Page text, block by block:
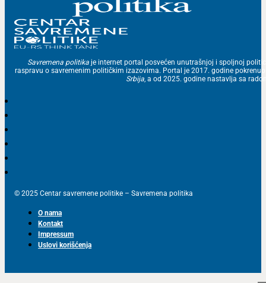
Savremena politika je internet portal posvećen unutrašnjoj i spoljnoj
raspravu o savremenim političkim izazovima. Portal je 2017. godine
Srbija, a od 2025. godine nastavlja sa
© 2025 Centar savremene politike – Savremena politika
O nama
Kontakt
Impressum
Uslovi korišćenja